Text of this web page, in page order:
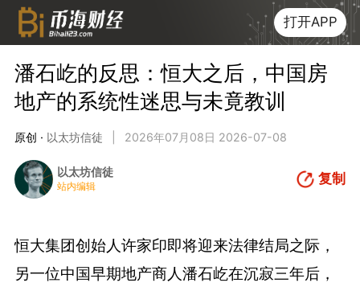
打开APP
潘石屹的反思：恒大之后，中国房
地产的系统性迷思与未竟教训
原创 · 以太坊信徒 2026年07月08日 2026-07-08
以太坊信徒
站内编辑 复制
恒大集团创始人许家印即将迎来法律结局之际，
另一位中国早期地产商人潘石屹在沉寂三年后，